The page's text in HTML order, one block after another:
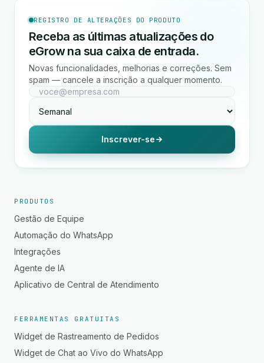
REGISTRO DE ALTERAÇÕES DO PRODUTO
Receba as últimas atualizações do
eGrow na sua caixa de entrada.
Novas funcionalidades, melhorias e correções. Sem
spam — cancele a inscrição a qualquer momento.
Inscrever-se
PRODUTOS
Gestão de Equipe
Automação do WhatsApp
Integrações
Agente de IA
Aplicativo de Central de Atendimento
FERRAMENTAS GRATUITAS
Widget de Rastreamento de Pedidos
Widget de Chat ao Vivo do WhatsApp